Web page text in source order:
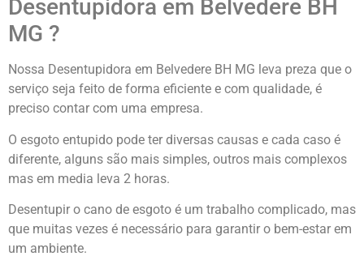
Desentupidora em Belvedere BH
MG ?
Nossa Desentupidora em Belvedere BH MG leva preza que o
serviço seja feito de forma eficiente e com qualidade, é
preciso contar com uma empresa.
O esgoto entupido pode ter diversas causas e cada caso é
diferente, alguns são mais simples, outros mais complexos
mas em media leva 2 horas.
Desentupir o cano de esgoto é um trabalho complicado, mas
que muitas vezes é necessário para garantir o bem-estar em
um ambiente.